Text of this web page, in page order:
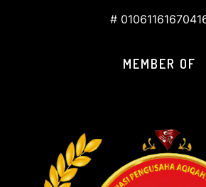
#
MEMBER OF